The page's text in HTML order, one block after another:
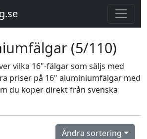
(5/110)
vilka 16"-fälgar som säljs med
priser på 16" aluminiumfälgar med
du köper direkt från svenska
Ändra sortering